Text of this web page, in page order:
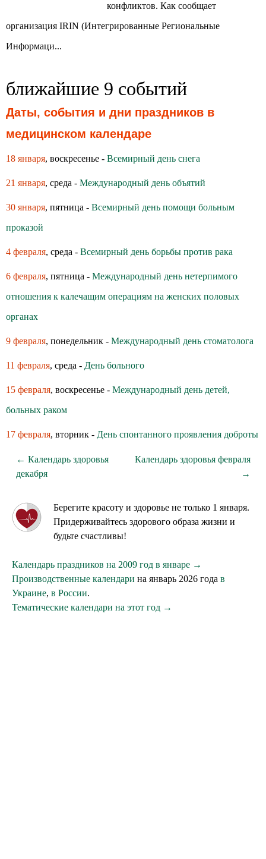
конфликтов. Как сообщает
организация IRIN (Интегрированные Региональные
Информаци...
ближайшие 9 событий
Даты, события и дни праздников в
медицинском календаре
18 января, воскресенье - Всемирный день снега
21 января, среда - Международный день объятий
30 января, пятница - Всемирный день помощи больным
проказой
4 февраля, среда - Всемирный день борьбы против рака
6 февраля, пятница - Международный день нетерпимого
отношения к калечащим операциям на женских половых
органах
9 февраля, понедельник - Международный день стоматолога
11 февраля, среда - День больного
15 февраля, воскресенье - Международный день детей,
больных раком
17 февраля, вторник - День спонтанного проявления доброты
← Календарь здоровья
декабря
Календарь здоровья февраля
→
Берегите красоту и здоровье не только 1 января.
Придерживайтесь здорового образа жизни и
будьте счастливы!
Календарь праздников на 2009 год в январе →
Производственные календари на январь 2026 года в
Украине, в России.
Тематические календари на этот год →